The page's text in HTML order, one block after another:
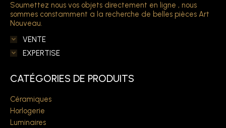
Soumettez nous vos objets directement en ligne , nous
sommes constamment a la recherche de belles pièces Art
Nouveau.
VENTE
EXPERTISE
CATÉGORIES DE PRODUITS
Céramiques
Horlogerie
Luminaires